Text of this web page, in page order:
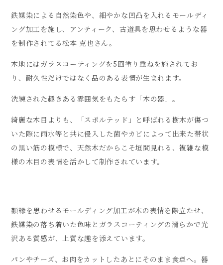
鉄媒染による自然染色や、細やかな凹凸を入れるモールディ
ング加工を施し、アンティーク、古道具を思わせるような器
を制作されてる松本 克也さん。
木地にはガラスコーティングを5回塗り重ねを施されてお
り、耐久性だけではなく品のある表情が生まれます。
洗練された趣きある雰囲気をもたらす「木の器」。
綺麗な木目よりも、「スポルテッド」と呼ばれる樹木が傷つ
いた際に雨水等と共に侵入した菌やカビによって出来た帯状
の黒い筋の模様で、天然木だからこそ垣間見れる、複雑な模
様の木目の表情を活かして制作されています。
額縁を思わせるモールディング加工が木の表情を際立たせ、
鉄媒染の落ち着いた色味とガラスコーティングの滑らかで光
沢ある質感が、上質な趣を添えています。
パンやチーズ、お肉をカットしたあとにそのまま食卓へ。器